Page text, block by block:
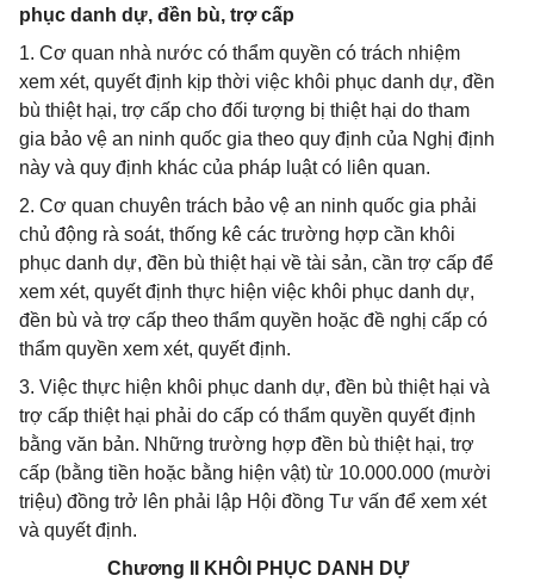
phục danh dự, đền bù, trợ cấp
1. Cơ quan nhà nước có thẩm quyền có trách nhiệm
xem xét, quyết định kịp thời việc khôi phục danh dự, đền
bù thiệt hại, trợ cấp cho đối tượng bị thiệt hại do tham
gia bảo vệ an ninh quốc gia theo quy định của Nghị định
này và quy định khác của pháp luật có liên quan.
2. Cơ quan chuyên trách bảo vệ an ninh quốc gia phải
chủ động rà soát, thống kê các trường hợp cần khôi
phục danh dự, đền bù thiệt hại về tài sản, cần trợ cấp để
xem xét, quyết định thực hiện việc khôi phục danh dự,
đền bù và trợ cấp theo thẩm quyền hoặc đề nghị cấp có
thẩm quyền xem xét, quyết định.
3. Việc thực hiện khôi phục danh dự, đền bù thiệt hại và
trợ cấp thiệt hại phải do cấp có thẩm quyền quyết định
bằng văn bản. Những trường hợp đền bù thiệt hại, trợ
cấp (bằng tiền hoặc bằng hiện vật) từ 10.000.000 (mười
triệu) đồng trở lên phải lập Hội đồng Tư vấn để xem xét
và quyết định.
Chương II KHÔI PHỤC DANH DỰ